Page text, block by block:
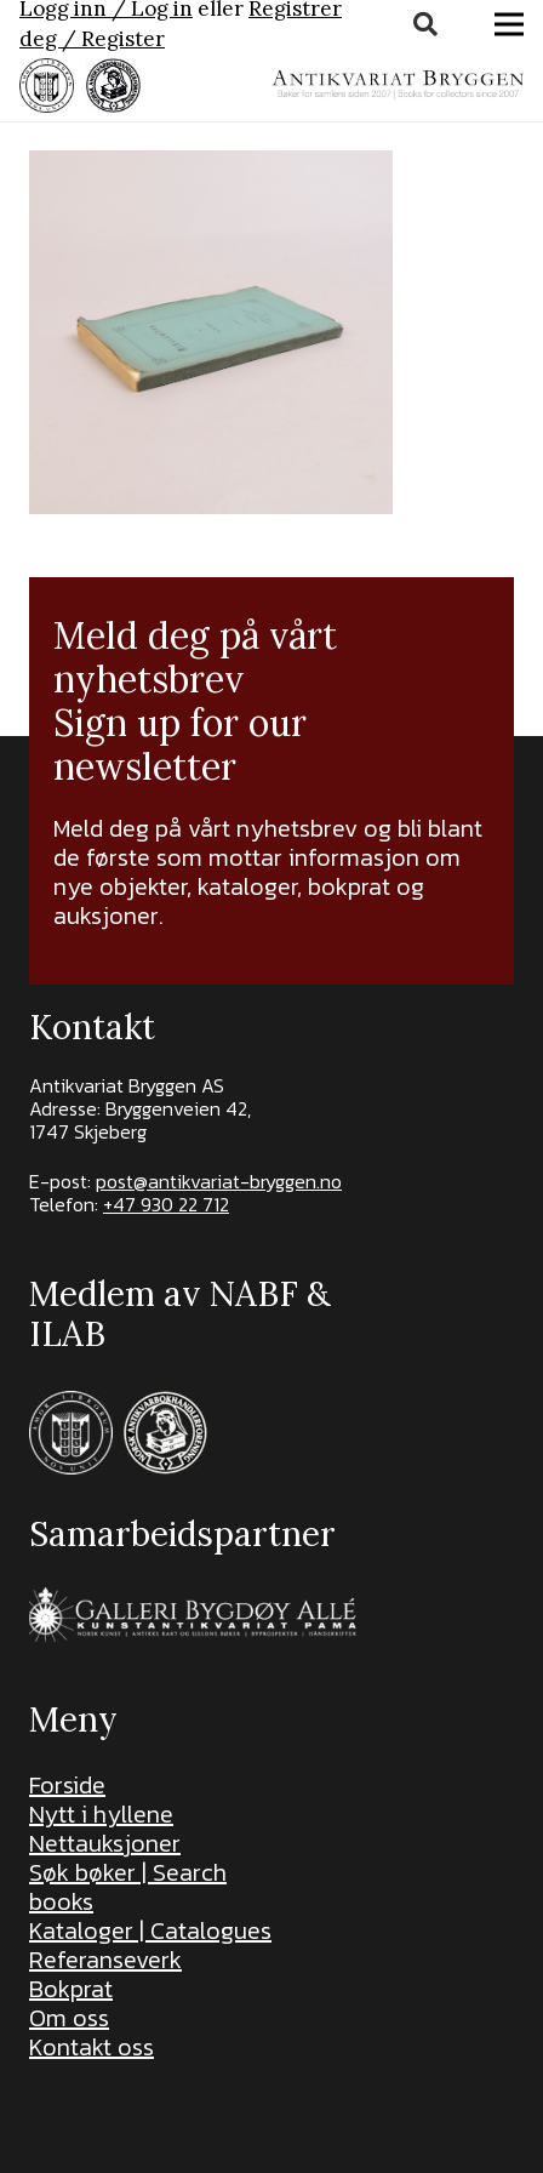
Logg inn / Log in ellerRegistrer
deg / Register
Meld deg på vårt
nyhetsbrev
Sign up for our
newsletter
Meld deg på vårt nyhetsbrev og bli blant
de første som mottar informasjon om
nye objekter, kataloger, bokprat og
auksjoner.
Kontakt
Antikvariat Bryggen AS
Adresse: Bryggenveien 42,
1747 Skjeberg
E-post: post@antikvariat-bryggen.no
Telefon: +47 930 22 712
Medlem av NABF &
ILAB
Samarbeidspartner
Meny
Forside
Nytt i hyllene
Nettauksjoner
Søk bøker | Search
books
Kataloger | Catalogues
Referanseverk
Bokprat
Om oss
Kontakt oss